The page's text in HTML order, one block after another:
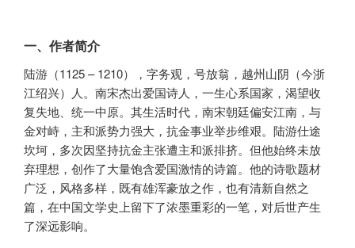
一、作者简介
陆游（1125 – 1210），字务观，号放翁，越州山阴（今浙
江绍兴）人。南宋杰出爱国诗人，一生心系国家，渴望收
复失地、统一中原。其生活时代，南宋朝廷偏安江南，与
金对峙，主和派势力强大，抗金事业举步维艰。陆游仕途
坎坷，多次因坚持抗金主张遭主和派排挤。但他始终未放
弃理想，创作了大量饱含爱国激情的诗篇。他的诗歌题材
广泛，风格多样，既有雄浑豪放之作，也有清新自然之
篇，在中国文学史上留下了浓墨重彩的一笔，对后世产生
了深远影响。